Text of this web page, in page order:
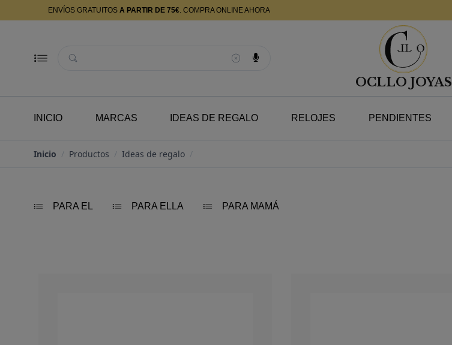
ENVÍOS GRATUITOS A PARTIR DE 75€. COMPRA ONLINE AHORA
Buscador
OCLLO JOYAS
INICIO MARCAS IDEAS DE REGALO RELOJES PENDIENTES
Inicio / Productos / Ideas de regalo /
PARA EL PARA ELLA PARA MAMÁ